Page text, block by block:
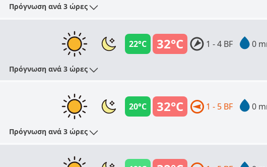
Πρόγνωση ανά 3 ώρες
32°C
22°C 1 - 4 BF 0
Πρόγνωση ανά 3 ώρες
32°C
20°C 1 - 5 BF 0
Πρόγνωση ανά 3 ώρες